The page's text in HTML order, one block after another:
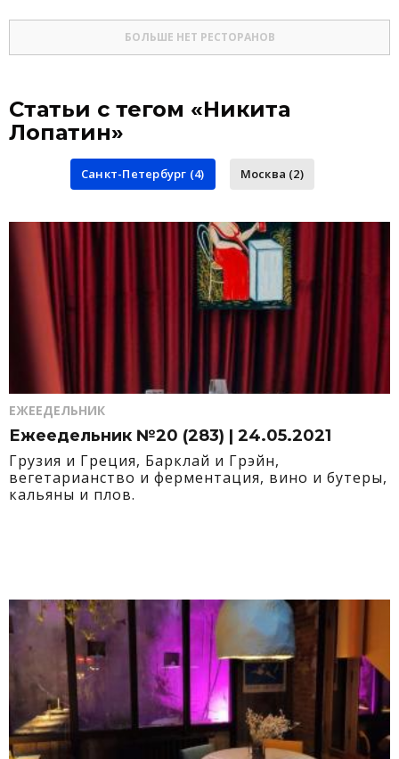
БОЛЬШЕ НЕТ РЕСТОРАНОВ
Статьи с тегом «Никита
Лопатин»
Санкт-Петербург (4) Москва (2)
ЕЖЕЕДЕЛЬНИК
Ежеедельник №20 (283) | 24.05.2021
Грузия и Греция, Барклай и Грэйн,
вегетарианство и ферментация, вино и бутеры,
кальяны и плов.